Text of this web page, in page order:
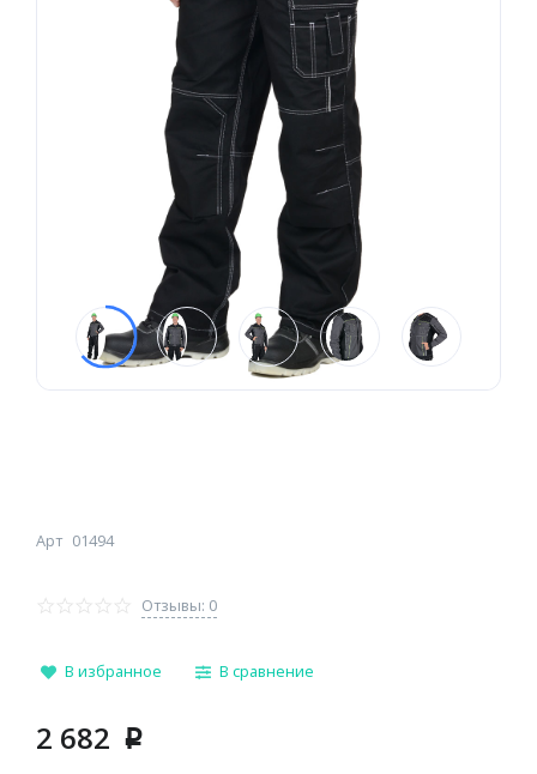
Арт 01494
Отзывы: 0
В избранное В сравнение
2 682 p